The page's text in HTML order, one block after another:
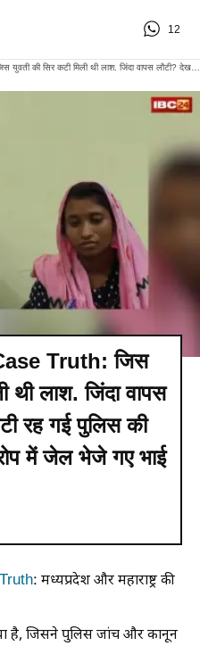
12
Truth: जिस
थी लाश. जिंदा वापस
रह गई पुलिस की
में जेल भेजे गए भाई
: मध्यप्रदेश और महाराष्ट्र की
है, जिसने पुलिस जांच और कानून